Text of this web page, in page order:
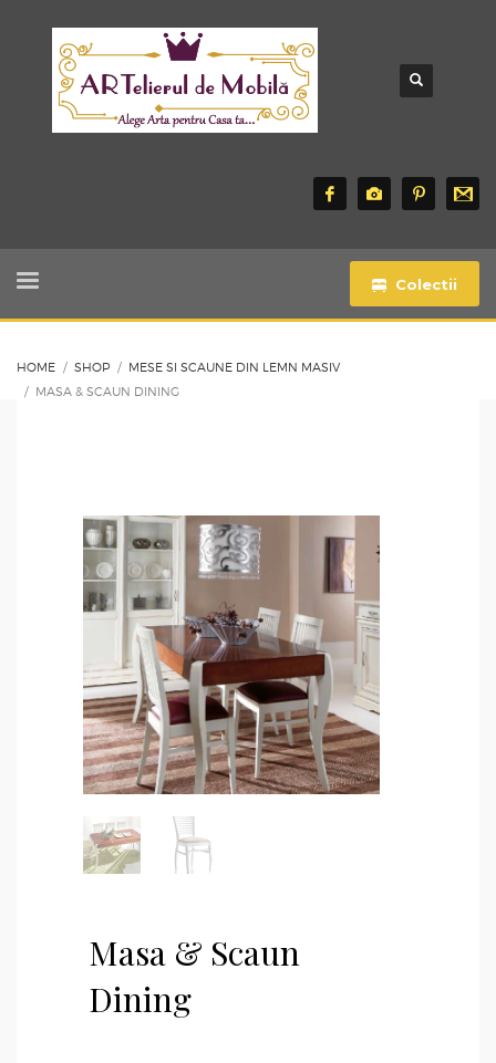
Colectii
HOME SHOP
MESE SI SCAUNE DIN LEMN MASIV
MASA & SCAUN DINING
Masa & Scaun
Dining